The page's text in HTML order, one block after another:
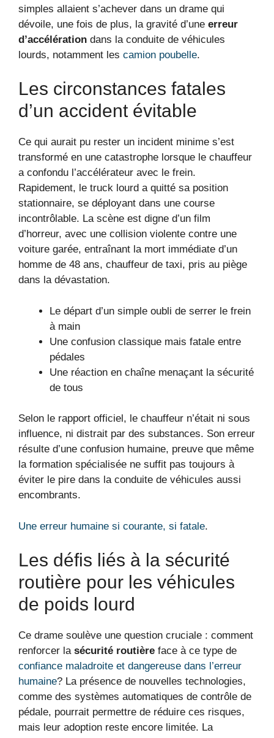
simples allaient s’achever dans un drame qui
dévoile, une fois de plus, la gravité d’une erreur
d’accélération dans la conduite de véhicules
lourds, notamment les camion poubelle.
Les circonstances fatales
d’un accident évitable
Ce qui aurait pu rester un incident minime s’est
transformé en une catastrophe lorsque le chauffeur
a confondu l’accélérateur avec le frein.
Rapidement, le truck lourd a quitté sa position
stationnaire, se déployant dans une course
incontrôlable. La scène est digne d’un film
d’horreur, avec une collision violente contre une
voiture garée, entraînant la mort immédiate d’un
homme de 48 ans, chauffeur de taxi, pris au piège
dans la dévastation.
Le départ d’un simple oubli de serrer le frein
à main
Une confusion classique mais fatale entre
pédales
Une réaction en chaîne menaçant la sécurité
de tous
Selon le rapport officiel, le chauffeur n’était ni sous
influence, ni distrait par des substances. Son erreur
résulte d’une confusion humaine, preuve que même
la formation spécialisée ne suffit pas toujours à
éviter le pire dans la conduite de véhicules aussi
encombrants.
Une erreur humaine si courante, si fatale.
Les défis liés à la sécurité
routière pour les véhicules
de poids lourd
Ce drame soulève une question cruciale : comment
renforcer la sécurité routière face à ce type de
confiance maladroite et dangereuse dans l’erreur
humaine? La présence de nouvelles technologies,
comme des systèmes automatiques de contrôle de
pédale, pourrait permettre de réduire ces risques,
mais leur adoption reste encore limitée. La